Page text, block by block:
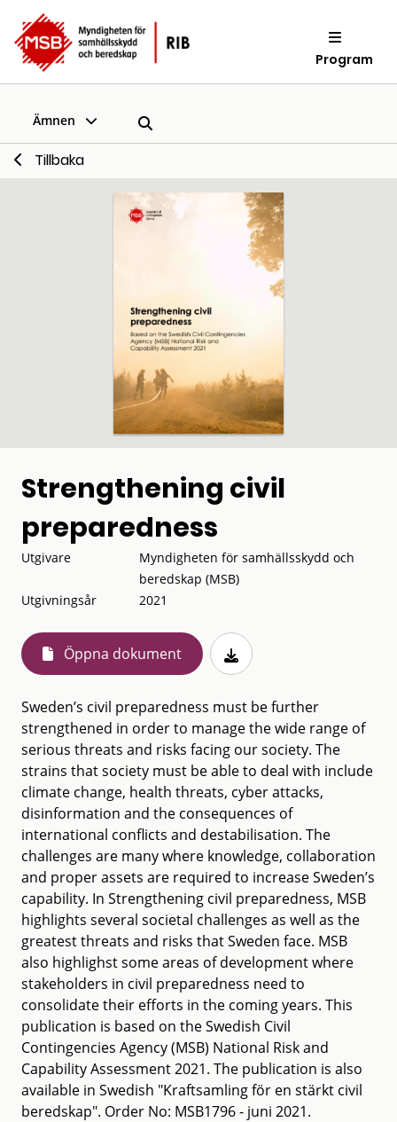
Program
Ämnen
Tillbaka
Strengthening civil
preparedness
Utgivare
Myndigheten för samhällsskydd och
beredskap (MSB)
Utgivningsår
2021
Öppna dokument
Sweden’s civil preparedness must be further
strengthened in order to manage the wide range of
serious threats and risks facing our society. The
strains that society must be able to deal with include
climate change, health threats, cyber attacks,
disinformation and the consequences of
international conflicts and destabilisation. The
challenges are many where knowledge, collaboration
and proper assets are required to increase Sweden’s
capability. In Strengthening civil preparedness, MSB
highlights several societal challenges as well as the
greatest threats and risks that Sweden face. MSB
also highlighst some areas of development where
stakeholders in civil preparedness need to
consolidate their efforts in the coming years. This
publication is based on the Swedish Civil
Contingencies Agency (MSB) National Risk and
Capability Assessment 2021. The publication is also
available in Swedish "Kraftsamling för en stärkt civil
beredskap". Order No: MSB1796 - juni 2021.